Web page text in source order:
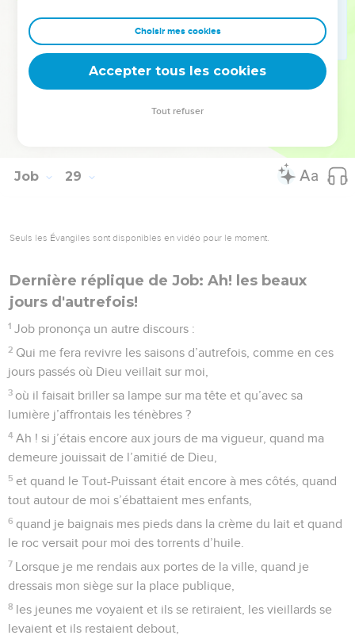
fondements de la sagesse et l’a sondée.
Puis il a dit à l’homme : « Révérer le Seigneur, voilà la
vraie sagesse ! Se détourner du mal, voilà l’intelligence ! »
La Bible Du Semeur Copyright © 1992, 1999 by Biblica, Inc.® Used by permission.
Job 29
Seuls les Évangiles sont disponibles en vidéo pour le moment.
Dernière réplique de Job: Ah! les beaux
jours d'autrefois!
1 Job prononça un autre discours :
2 Qui me fera revivre les saisons d’autrefois, comme en ces
jours passés où Dieu veillait sur moi,
3 où il faisait briller sa lampe sur ma tête et qu’avec sa
lumière j’affrontais les ténèbres ?
4 Ah ! si j’étais encore aux jours de ma vigueur, quand ma
demeure jouissait de l’amitié de Dieu,
5 et quand le Tout-Puissant était encore à mes côtés, quand
tout autour de moi s’ébattaient mes enfants,
6 quand je baignais mes pieds dans la crème du lait et quand
le roc versait pour moi des torrents d’huile.
7 Lorsque je me rendais aux portes de la ville, quand je
dressais mon siège sur la place publique,
8 les jeunes me voyaient et ils se retiraient, les vieillards se
levaient et ils restaient debout,
Choisir mes cookies
Accepter tous les cookies
Tout refuser